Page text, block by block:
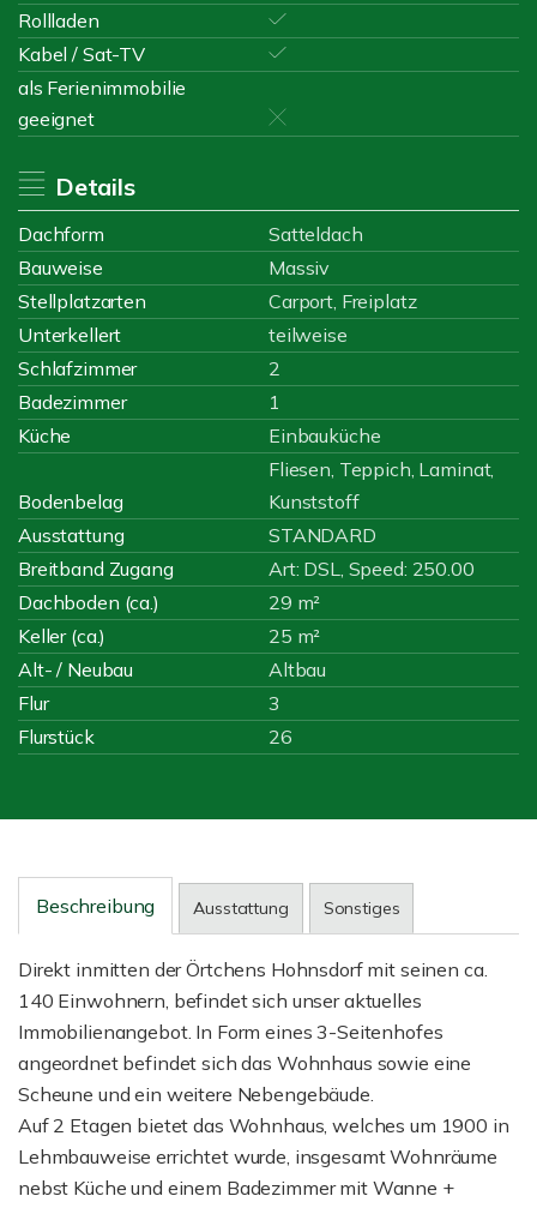
Rollladen
Kabel / Sat-TV
als Ferienimmobilie
geeignet
Details
Dachform
Satteldach
Bauweise
Massiv
Stellplatzarten
Carport, Freiplatz
Unterkellert
teilweise
Schlafzimmer
2
Badezimmer
1
Küche
Einbauküche
Bodenbelag
Fliesen, Teppich, Laminat,
Kunststoff
Ausstattung
STANDARD
Breitband Zugang
Art: DSL, Speed: 250.00
Dachboden (ca.)
29 m²
Keller (ca.)
25 m²
Alt- / Neubau
Altbau
Flur
3
Flurstück
26
Beschreibung Ausstattung Sonstiges
Direkt inmitten der Örtchens Hohnsdorf mit seinen ca.
140 Einwohnern, befindet sich unser aktuelles
Immobilienangebot. In Form eines 3-Seitenhofes
angeordnet befindet sich das Wohnhaus sowie eine
Scheune und ein weitere Nebengebäude.
Auf 2 Etagen bietet das Wohnhaus, welches um 1900 in
Lehmbauweise errichtet wurde, insgesamt Wohnräume
nebst Küche und einem Badezimmer mit Wanne +